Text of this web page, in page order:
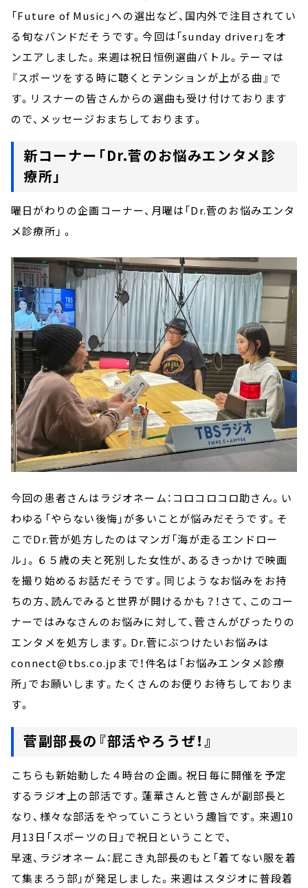
「Future of Music」への選出など、国内外で注目されてい
る旬なバンドだそうです。今回は「sunday driver」をオ
ンエアしました。来週は祝日恒例選曲バトル。テーマは
『スポーツをする時に聴くとテンションが上がる曲』で
す。リスナーの皆さんからの選曲も受け付けております
ので、メッセージおまちしております。
新コーナー「Dr.菅のお悩みエンタメ診
療所」
曜日がわりの企画コーナー、月曜は「Dr.菅のお悩みエンタ
メ診療所」 。
今回の患者さんはラジオネーム：コロコロコロ助さん。い
わゆる「やらない後悔」が多いことが悩みだそうです。そ
こでDr.菅が処方したのはマンガ「海が走るエンドロー
ル」。６５歳の夫と死別した女性が、あるきっかけで映画
を撮り始めるお話だそうです。同じようなお悩みをお持
ちの方、読んでみると世界が開けるかも？！さて、このコー
ナーではみなさんのお悩みに対して、菅さんがぴったりの
エンタメを処方します。Dr.菅にぶつけたいお悩みは
connect@tbs.co.jpまで！件名は「お悩みエンタメ診療
所」でお願いします。たくさんのお便りお待ちしておりま
す。
菅副部長の『部活やろうぜ！』
こちらも新始動した４時台の企画。祝日毎に開催を予定
するラジオ上の部活です。蓮華さんと菅さんが副部長と
なり、様々な部活をやっていこうという趣旨です。来週10
月13日「スポーツの日」で祝日ということで、
早速、ラジオネーム：屁こき丸部長のもと「着てない服を着
て集まろう部」が発足しました。来週はスタジオに普段着